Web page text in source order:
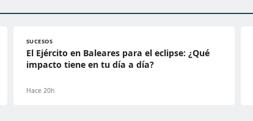
SUCESOS
El Ejército en Baleares para el eclipse: ¿Qué
impacto tiene en tu día a día?
Hace 20h